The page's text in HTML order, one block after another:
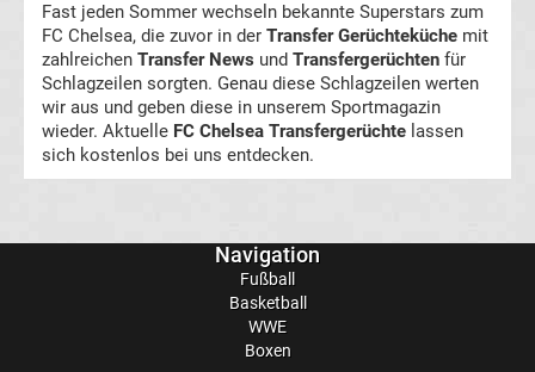
Wintersport
WWE
Sportkalender
Fast jeden Sommer wechseln bekannte Superstars zum
FC Chelsea, die zuvor in der Transfer Gerüchteküche mit
zahlreichen Transfer News und Transfergerüchten für
Schlagzeilen sorgten. Genau diese Schlagzeilen werten
wir aus und geben diese in unserem Sportmagazin
wieder. Aktuelle FC Chelsea Transfergerüchte lassen
sich kostenlos bei uns entdecken.
Navigation
Fußball
Basketball
WWE
Boxen